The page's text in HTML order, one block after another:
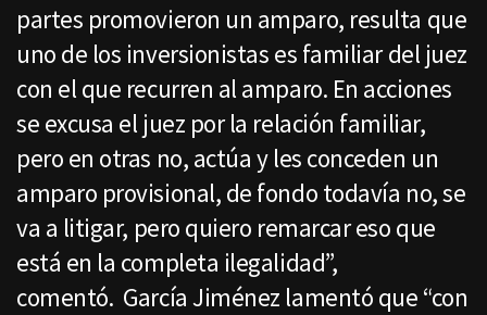
partes promovieron un amparo, resulta que
uno de los inversionistas es familiar del juez
con el que recurren al amparo. En acciones
se excusa el juez por la relación familiar,
pero en otras no, actúa y les conceden un
amparo provisional, de fondo todavía no, se
va a litigar, pero quiero remarcar eso que
está en la completa ilegalidad”,
comentó. García Jiménez lamentó que “con